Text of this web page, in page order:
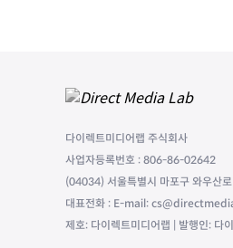
다이렉트미디어랩 주식회사
사업자등록번호 : 806-86-02642
(04034) 서울특별시 마포구 와우산
대표전화 : E-mail:
제호: 다이렉트미디어랩 | 발행인: 다